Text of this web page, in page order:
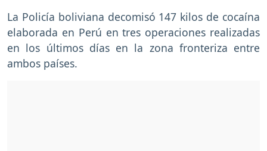
La Policía boliviana decomisó 147 kilos de cocaína
elaborada en Perú en tres operaciones realizadas
en los últimos días en la zona fronteriza entre
ambos países.